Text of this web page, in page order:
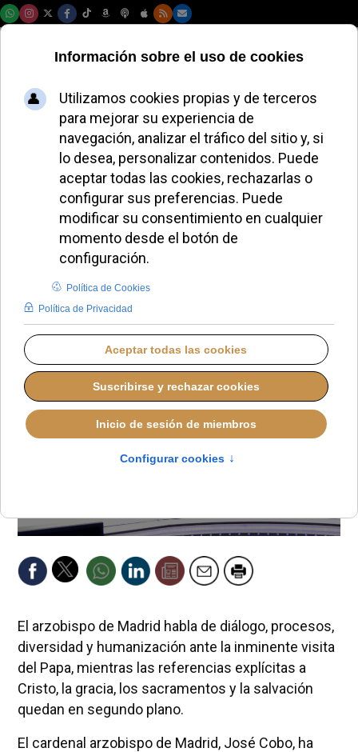
Acusan a José Cobo
de relegar a Cristo y
los sacramentos a
un segundo plano
LUCAS ALONSO
DIÓCESIS DE MADRID
MARTES, 02 JUNIO 2026 12:35
El arzobispo de Madrid habla de diálogo, procesos,
diversidad y humanización ante la inminente visita
del Papa, mientras las referencias explícitas a
Cristo, la gracia, los sacramentos y la salvación
quedan en segundo plano.
El cardenal arzobispo de Madrid, José Cobo, ha